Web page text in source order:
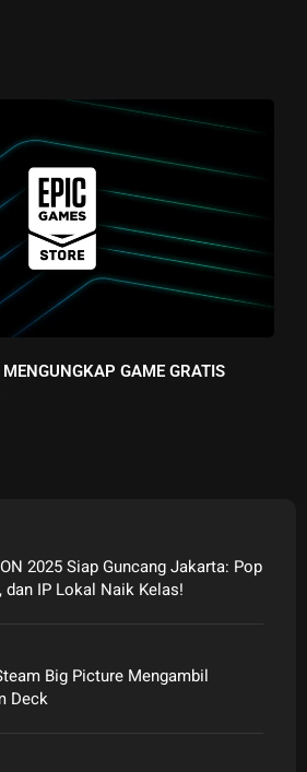
MENGUNGKAP GAME GRATIS
2025 Siap Guncang Jakarta: Pop
IP Lokal Naik Kelas!
Big Picture Mengambil
Deck